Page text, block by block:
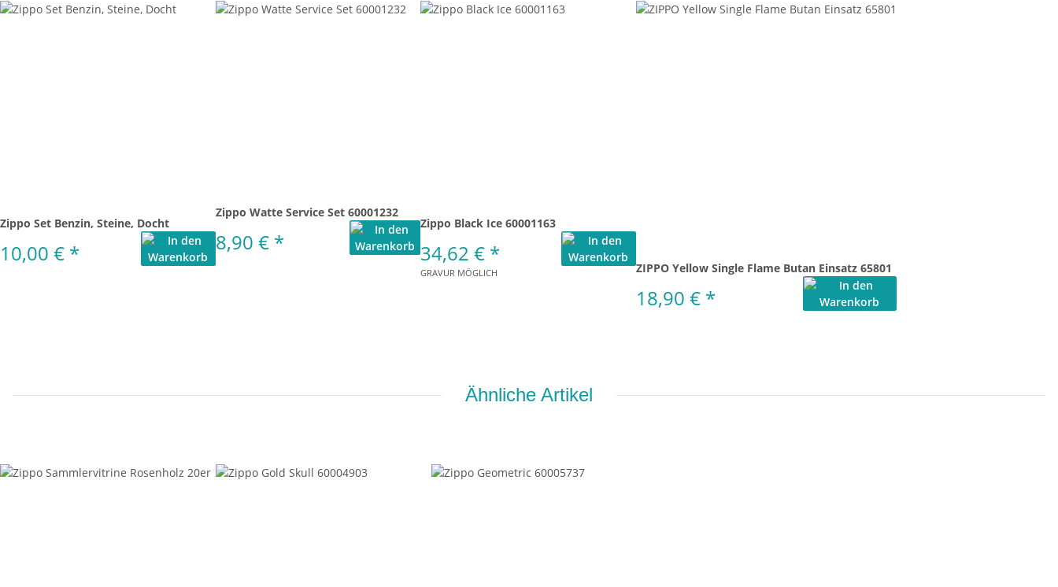
Zippo Set Benzin, Steine, Docht
10,00 € *
Zippo Watte Service Set 60001232
8,90 € *
Zippo Black Ice 60001163
34,62 € *
GRAVUR MÖGLICH ZIPPO Yellow Single Flame Butan Einsatz 65801
18,90 € *
Ähnliche Artikel